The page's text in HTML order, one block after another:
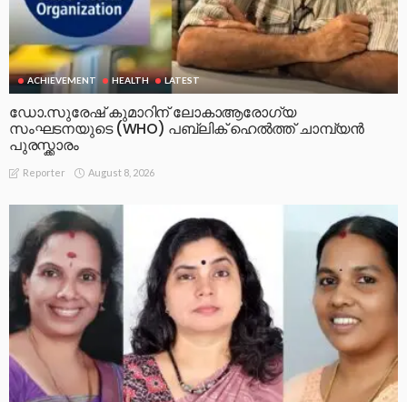
ACHIEVEMENT HEALTH LATEST
ഡോ.സുരേഷ് കുമാറിന് ലോകാആരോഗ്യ
സംഘടനയുടെ (WHO) പബ്ലിക് ഹെൽത്ത് ചാമ്പ്യൻ
പുരസ്ക്കാരം
Reporter August 8, 2026